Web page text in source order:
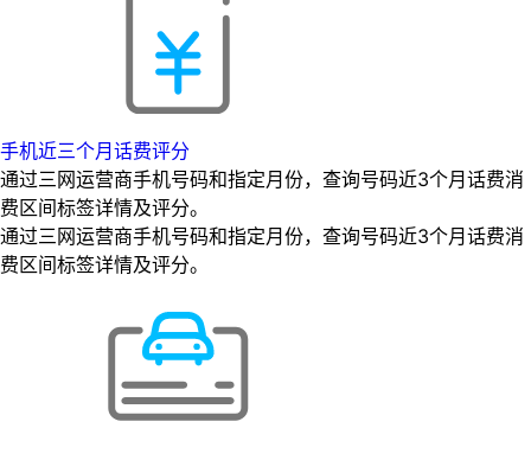
手机近三个月话费评分
通过三网运营商手机号码和指定月份，查询号码近3个月话费消
费区间标签详情及评分。
通过三网运营商手机号码和指定月份，查询号码近3个月话费消
费区间标签详情及评分。